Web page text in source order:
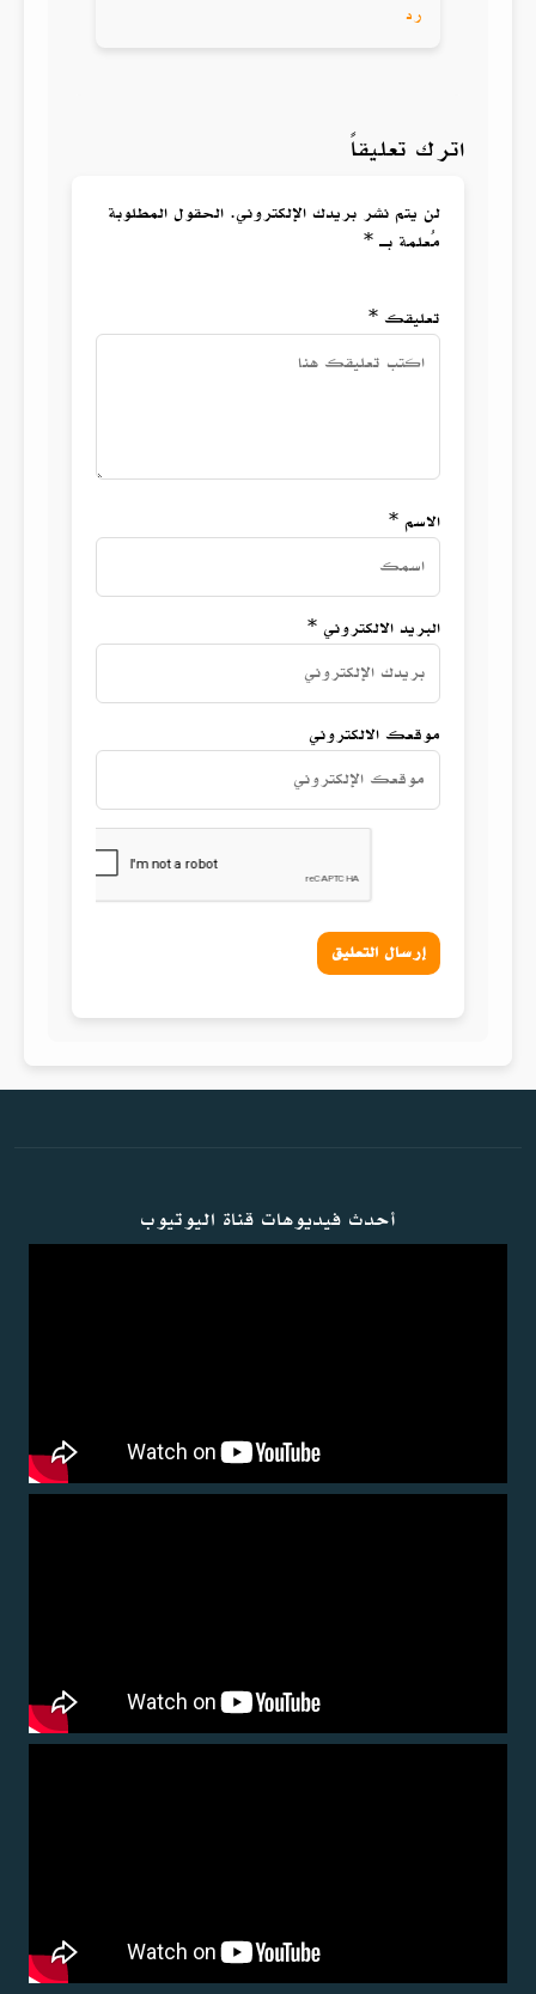
رد
اترك تعليقاً
لن يتم نشر بريدك الإلكتروني. الحقول المطلوبة
مُعلمة بـ *
تعليقك *
الاسم *
البريد الالكتروني *
موقعك الالكتروني
إرسال التعليق
أحدث فيديوهات قناة اليوتيوب